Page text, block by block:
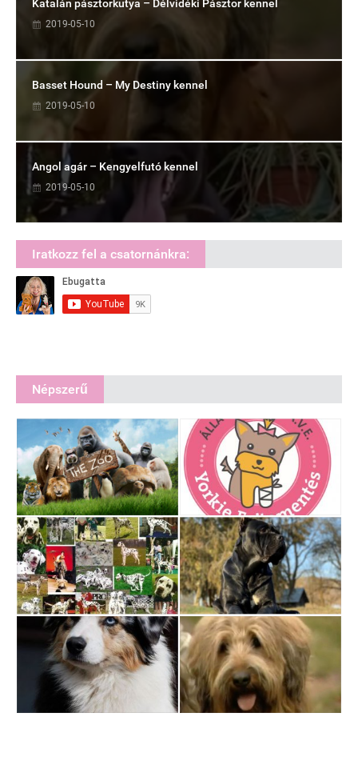
Katalán pásztorkutya – Délvidéki Pásztor kennel
2019-05-10
Basset Hound – My Destiny kennel
2019-05-10
Angol agár – Kengyelfutó kennel
2019-05-10
Iratkozz fel a csatornánkra:
Népszerű